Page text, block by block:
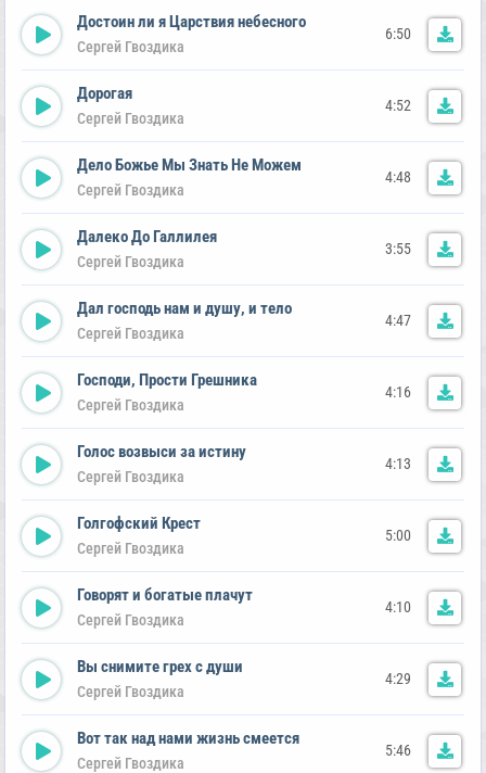
Достоин ли я Царствия небесного
Сергей Гвоздика
6:50
Дорогая
Сергей Гвоздика
4:52
Дело Божье Мы Знать Не Можем
Сергей Гвоздика
4:48
Далеко До Галлилея
Сергей Гвоздика
3:55
Дал господь нам и душу, и тело
Сергей Гвоздика
4:47
Господи, Прости Грешника
Сергей Гвоздика
4:16
Голос возвыси за истину
Сергей Гвоздика
4:13
Голгофский Крест
Сергей Гвоздика
5:00
Говорят и богатые плачут
Сергей Гвоздика
4:10
Вы снимите грех с души
Сергей Гвоздика
4:29
Вот так над нами жизнь смеется
Сергей Гвоздика
5:46